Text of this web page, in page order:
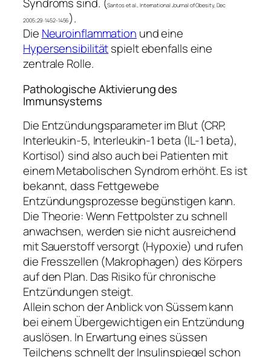
Santos et al., International Journal of Obesity, Dec
2005;29:1452-1456).
Die Neuroinflammation und eine
Hypersensibilitätspielt ebenfalls eine
zentrale Rolle.
Pathologische Aktivierung des
Immunsystems
Die Entzündungsparameter im Blut (CRP,
Interleukin-5, Interleukin-1 beta (IL-1 beta),
Kortisol) sind also auch bei Patienten mit
einem Metabolischen Syndrom erhöht. Es ist
bekannt, dass Fettgewebe
Entzündungsprozesse begünstigen kann.
Die Theorie: Wenn Fettpolster zu schnell
anwachsen, werden sie nicht ausreichend
mit Sauerstoff versorgt (Hypoxie) und rufen
die Fresszellen (Makrophagen) des Körpers
auf den Plan. Das Risiko für chronische
Entzündungen steigt.
Allein schon der Anblick von Süssem kann
bei einem Übergewichtigen ein Entzündung
auslösen. In Erwartung eines süssen
Teilchens schnellt der Insulinspiegel schon